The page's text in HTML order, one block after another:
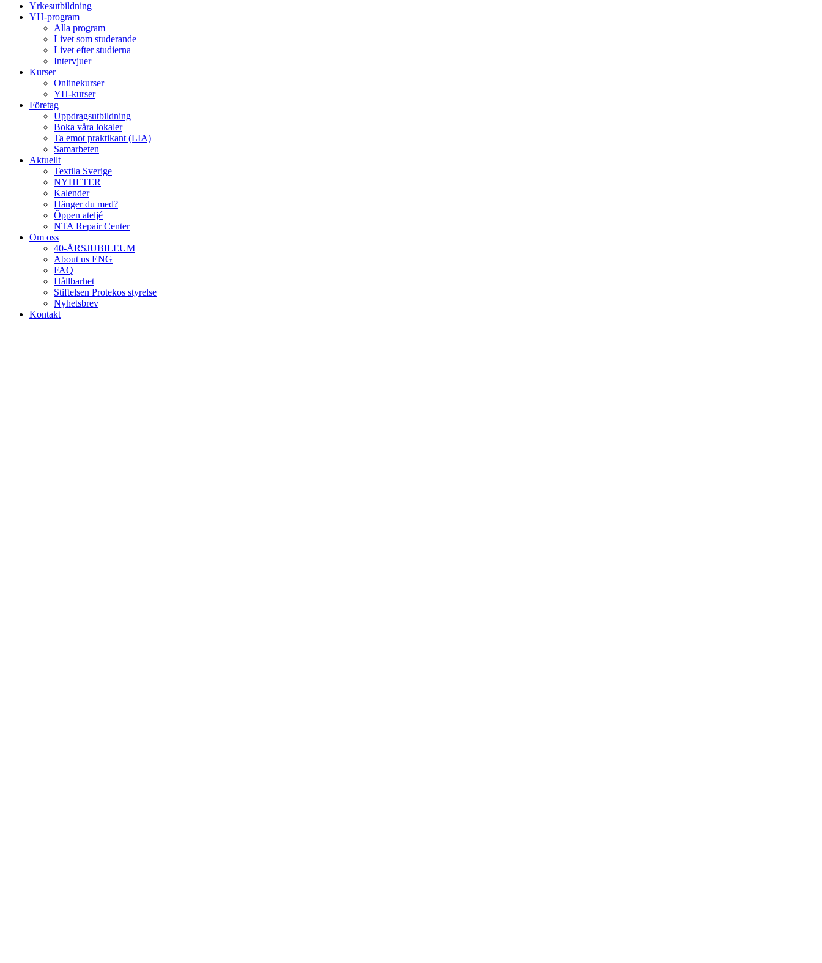
Yrkesutbildning
YH-program
Alla program
Livet som studerande
Livet efter studierna
Intervjuer
Kurser
Onlinekurser
YH-kurser
Företag
Uppdragsutbildning
Boka våra lokaler
Ta emot praktikant (LIA)
Samarbeten
Aktuellt
Textila Sverige
NYHETER
Kalender
Hänger du med?
Öppen ateljé
NTA Repair Center
Om oss
40-ÅRSJUBILEUM
About us ENG
FAQ
Hållbarhet
Stiftelsen Protekos styrelse
Nyhetsbrev
Kontakt